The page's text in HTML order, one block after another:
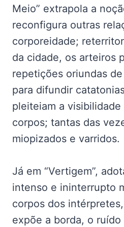
Meio” extrapola a
reconfigura outras
corporeidade;
da cidade, os arteiros
repetições oriundas
para difundir
pleiteiam a
corpos; tantas das
miopizados e varridos.
Já em “Vertigem”,
intenso e ininterrupto
corpos dos
expõe a borda, o ruído